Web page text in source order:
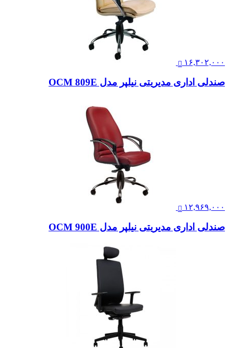
۱۶,۳۰۲,۰۰۰
صندلی اداری مدیریتی نیلپر مدل OCM 809E
۱۲,۹۶۹,۰۰۰
صندلی اداری مدیریتی نیلپر مدل OCM 900E